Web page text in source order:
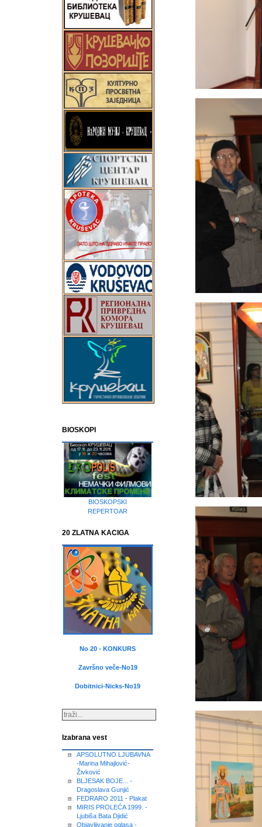
BIOSKOPI
BIOSKOPSKI
REPERTOAR
20 ZLATNA KACIGA
No 20 - KONKURS
Završno veče-No19
Dobitnici-Nicks-No19
Izabrana vest
APSOLUTNO LJUBAVNA
-Marina Mihajlović-
Živković
BLJESAK BOJE... -
Dragoslava Gunjić
FEDRARO 2011 - Plakat
MIRIS PROLEĆA 1999. -
Ljubiša Bata Djidić
Objavljivanje oglasa -